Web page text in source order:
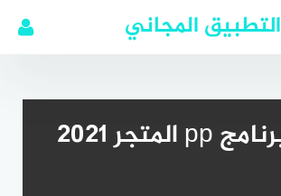
التطبيق المجاني
برنامج pp المتجر 2021